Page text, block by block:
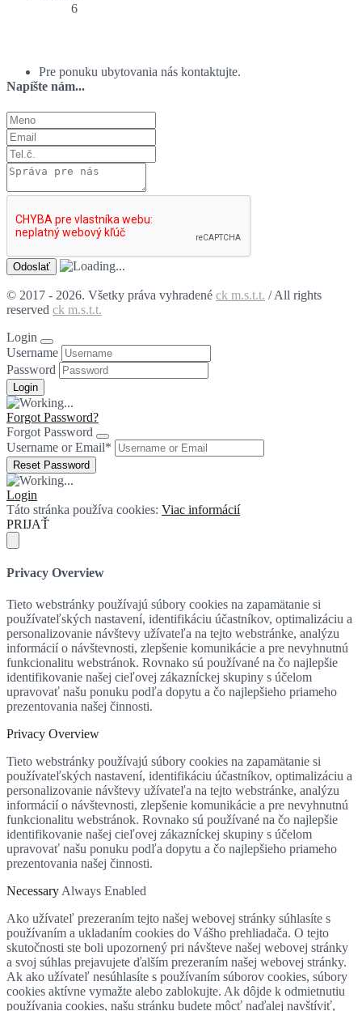
6
Pre ponuku ubytovania nás kontaktujte.
Napíšte nám...
© 2017 - 2026. Všetky práva vyhradené ck m.s.t.t. / All rights
reserved ck m.s.t.t.
Login
Username
Password
Forgot Password?
Forgot Password
Username or Email*
Login
Táto stránka používa cookies: Viac informácií
PRIJAŤ
Privacy Overview
Tieto webstránky používajú súbory cookies na zapamätanie si
používateľských nastavení, identifikáciu účastníkov, optimalizáciu a
personalizovanie návštevy užívateľa na tejto webstránke, analýzu
informácií o návštevnosti, zlepšenie komunikácie a pre nevyhnutnú
funkcionalitu webstránok. Rovnako sú používané na čo najlepšie
identifikovanie našej cieľovej zákazníckej skupiny s účelom
upravovať našu ponuku podľa dopytu a čo najlepšieho priameho
prezentovania našej činnosti.
Privacy Overview
Tieto webstránky používajú súbory cookies na zapamätanie si
používateľských nastavení, identifikáciu účastníkov, optimalizáciu a
personalizovanie návštevy užívateľa na tejto webstránke, analýzu
informácií o návštevnosti, zlepšenie komunikácie a pre nevyhnutnú
funkcionalitu webstránok. Rovnako sú používané na čo najlepšie
identifikovanie našej cieľovej zákazníckej skupiny s účelom
upravovať našu ponuku podľa dopytu a čo najlepšieho priameho
prezentovania našej činnosti.
Necessary Always Enabled
Ako užívateľ prezeraním tejto našej webovej stránky súhlasíte s
používaním a ukladaním cookies do Vášho prehliadača. O tejto
skutočnosti ste boli upozornený pri návšteve našej webovej stránky
a svoj súhlas prejavujete ďalším prezeraním našej webovej stránky.
Ak ako užívateľ nesúhlasíte s používaním súborov cookies, súbory
cookies aktívne vymažte alebo zablokujte. Ak dôjde k odmietnutiu
používania cookies, našu stránku budete môcť naďalej navštíviť,